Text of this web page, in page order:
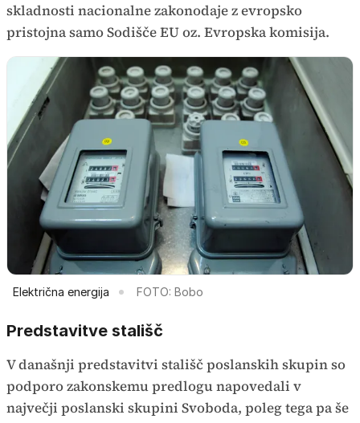
skladnosti nacionalne zakonodaje z evropsko
pristojna samo Sodišče EU oz. Evropska komisija.
Električna energija FOTO: Bobo
Predstavitve stališč
V današnji predstavitvi stališč poslanskih skupin so
podporo zakonskemu predlogu napovedali v
največji poslanski skupini Svoboda, poleg tega pa še